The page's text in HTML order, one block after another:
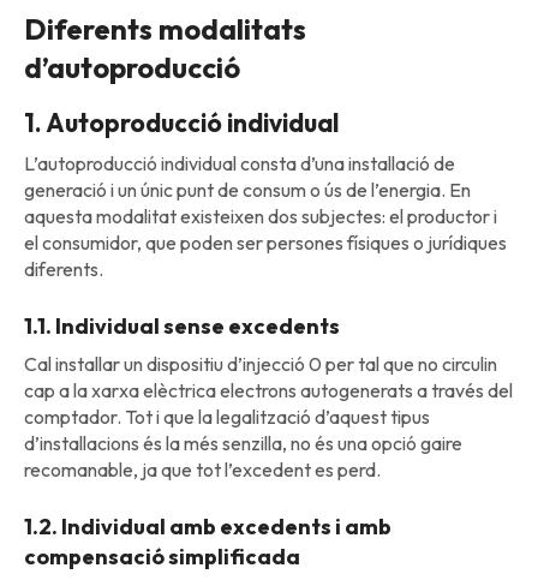
Diferents modalitats
d’autoproducció
1. Autoproducció individual
L’autoproducció individual consta d’una installació de
generació i un únic punt de consum o ús de l’energia. En
aquesta modalitat existeixen dos subjectes: el productor i
el consumidor, que poden ser persones físiques o jurídiques
diferents.
1.1. Individual sense excedents
Cal installar un dispositiu d’injecció 0 per tal que no circulin
cap a la xarxa elèctrica electrons autogenerats a través del
comptador. Tot i que la legalització d’aquest tipus
d’installacions és la més senzilla, no és una opció gaire
recomanable, ja que tot l’excedent es perd.
1.2. Individual amb excedents i amb
compensació simplificada